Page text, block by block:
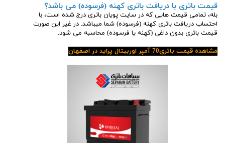
قیمت باتری با دریافت باتری کهنه (فرسوده) می باشد؟
بله، تمامی قیمت هایی که در سایت پویان باتری درج شده است، با
احتساب دریافت باتری کهنه (فرسوده) شما میباشد. در غیر این صورت
قیمت باتری بدون داغی (کهنه یا فرسوده) محاسبه می شود.
مشاهده قیمت باتری70 آمپر اوربیتال پراید در اصفهان